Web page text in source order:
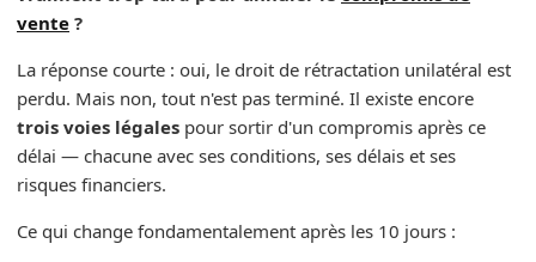
vente ?
La réponse courte : oui, le droit de rétractation unilatéral est
perdu. Mais non, tout n'est pas terminé. Il existe encore
trois voies légales pour sortir d'un compromis après ce
délai — chacune avec ses conditions, ses délais et ses
risques financiers.
Ce qui change fondamentalement après les 10 jours :